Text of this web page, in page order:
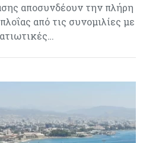
αποσυνδέουν την πλήρη
από τις συνομιλίες με